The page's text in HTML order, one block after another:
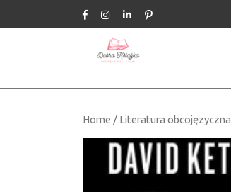
Home / Literatura obcojęzyczna